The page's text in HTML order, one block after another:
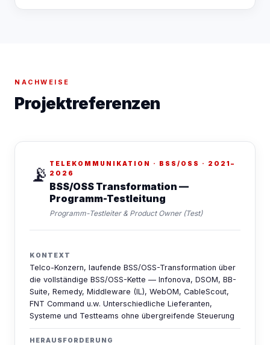
NACHWEISE
Projektreferenzen
📡 TELEKOMMUNIKATION · BSS/OSS · 2021–
2026
BSS/OSS Transformation —
Programm-Testleitung
Programm-Testleiter & Product Owner (Test)
KONTEXT
Telco-Konzern, laufende BSS/OSS-Transformation über
die vollständige BSS/OSS-Kette — Infonova, DSOM, BB-
Suite, Remedy, Middleware (IL), WebOM, CableScout,
FNT Command u.w. Unterschiedliche Lieferanten,
Systeme und Testteams ohne übergreifende Steuerung
HERAUSFORDERUNG